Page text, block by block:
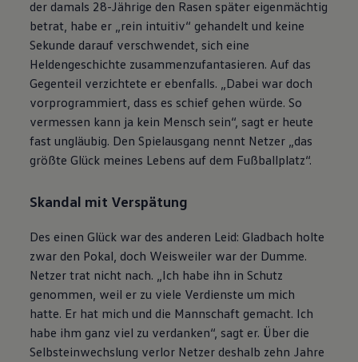
der damals 28-Jährige den Rasen später eigenmächtig
betrat, habe er „rein intuitiv“ gehandelt und keine
Sekunde darauf verschwendet, sich eine
Heldengeschichte zusammenzufantasieren. Auf das
Gegenteil verzichtete er ebenfalls. „Dabei war doch
vorprogrammiert, dass es schief gehen würde. So
vermessen kann ja kein Mensch sein“, sagt er heute
fast ungläubig. Den Spielausgang nennt Netzer „das
größte Glück meines Lebens auf dem Fußballplatz“.
Skandal mit Verspätung
Des einen Glück war des anderen Leid: Gladbach holte
zwar den Pokal, doch Weisweiler war der Dumme.
Netzer trat nicht nach. „Ich habe ihn in Schutz
genommen, weil er zu viele Verdienste um mich
hatte. Er hat mich und die Mannschaft gemacht. Ich
habe ihm ganz viel zu verdanken“, sagt er. Über die
Selbsteinwechslung verlor Netzer deshalb zehn Jahre